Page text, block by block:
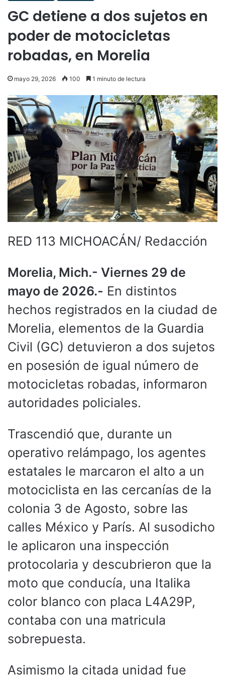
GC detiene a dos sujetos en
poder de motocicletas
robadas, en Morelia
mayo 29, 2026 100 1 minuto de lectura
RED 113 MICHOACÁN/ Redacción
Morelia, Mich.- Viernes 29 de
mayo de 2026.- En distintos
hechos registrados en la ciudad de
Morelia, elementos de la Guardia
Civil (GC) detuvieron a dos sujetos
en posesión de igual número de
motocicletas robadas, informaron
autoridades policiales.
Trascendió que, durante un
operativo relámpago, los agentes
estatales le marcaron el alto a un
motociclista en las cercanías de la
colonia 3 de Agosto, sobre las
calles México y París. Al susodicho
le aplicaron una inspección
protocolaria y descubrieron que la
moto que conducía, una Italika
color blanco con placa L4A29P,
contaba con una matricula
sobrepuesta.
Asimismo la citada unidad fue